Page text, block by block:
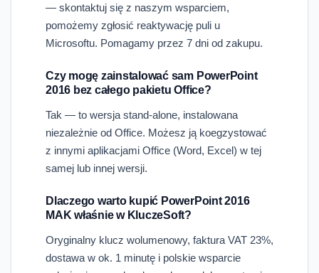
— skontaktuj się z naszym wsparciem,
pomożemy zgłosić reaktywację puli u
Microsoftu. Pomagamy przez 7 dni od zakupu.
Czy mogę zainstalować sam PowerPoint
2016 bez całego pakietu Office?
Tak — to wersja stand-alone, instalowana
niezależnie od Office. Możesz ją koegzystować
z innymi aplikacjami Office (Word, Excel) w tej
samej lub innej wersji.
Dlaczego warto kupić PowerPoint 2016
MAK właśnie w KluczeSoft?
Oryginalny klucz wolumenowy, faktura VAT 23%,
dostawa w ok. 1 minutę i polskie wsparcie